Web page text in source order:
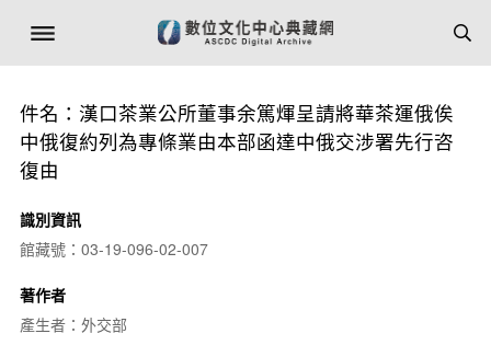
件名：漢口茶業公所董事余篤煇呈請將華茶運俄俟
中俄復約列為專條業由本部函達中俄交涉署先行咨
復由
識別資訊
館藏號：03-19-096-02-007
著作者
產生者：外交部